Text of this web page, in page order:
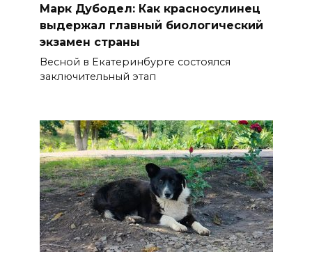
Марк Дубодел: Как красносулинец
выдержал главный биологический
экзамен страны
Весной в Екатеринбурге состоялся
заключительный этап